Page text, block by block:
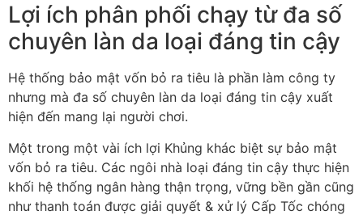
Lợi ích phân phối chạy từ đa số
chuyên làn da loại đáng tin cậy
Hệ thống bảo mật vốn bỏ ra tiêu là phần làm công ty
nhưng mà đa số chuyên làn da loại đáng tin cậy xuất
hiện đến mang lại người chơi.
Một trong một vài ích lợi Khủng khác biệt sự bảo mật
vốn bỏ ra tiêu. Các ngôi nhà loại đáng tin cậy thực hiện
khối hệ thống ngân hàng thận trọng, vững bền gần cũng
như thanh toán được giải quyết & xử lý Cấp Tốc chóng